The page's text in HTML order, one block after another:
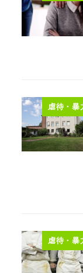
虐待・暴
虐待・暴